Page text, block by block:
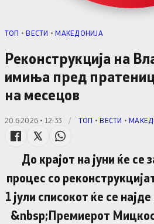
TОП •ВЕСТИ •МАКЕДОНИЈА
Реконструкција на
имиња пред
на месецов
20.6.2026 • 12:33 / TОП •ВЕСТИ •
До крајот на јуни ќе се
процес со
1 јули списокот ќе се
&nbsp;Премиерот